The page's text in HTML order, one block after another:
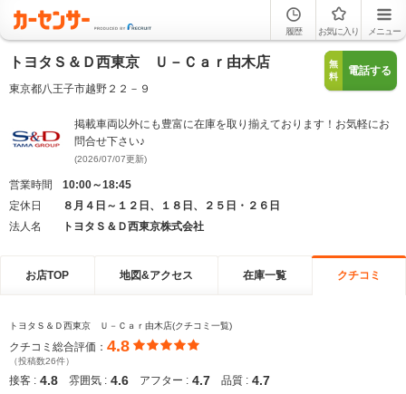
履歴 お気に入り メニュー
トヨタＳ＆Ｄ西東京 Ｕ－Ｃａｒ由木店
東京都八王子市越野２２－９
無
料
電話する
掲載車両以外にも豊富に在庫を取り揃えております！お気軽にお
問合せ下さい♪
(2026/07/07更新)
営業時間
10:00～18:45
定休日
８月４日～１２日、１８日、２５日・２６日
法人名
トヨタＳ＆Ｄ西東京株式会社
お店TOP 地図&アクセス 在庫一覧 クチコミ
トヨタＳ＆Ｄ西東京 Ｕ－Ｃａｒ由木店(クチコミ一覧)
クチコミ総合評価： 4.8
（投稿数26件）
接客 : 4.8 雰囲気 : 4.6 アフター : 4.7 品質 : 4.7